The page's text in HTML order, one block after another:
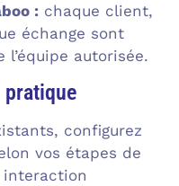
: chaque client,
échange sont
autorisée.
pratique
configurez
vos étapes de
interaction